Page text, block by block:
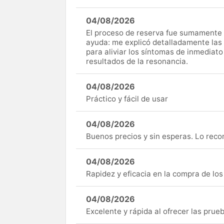
04/08/2026
El proceso de reserva fue
ayuda: me explicó detalladamente
para aliviar los síntomas de
resultados de la resonancia.
04/08/2026
Práctico y fácil de usar
04/08/2026
Buenos precios y sin esperas. Lo
04/08/2026
Rapidez y eficacia en la compra de
04/08/2026
Excelente y rápida al ofrecer las